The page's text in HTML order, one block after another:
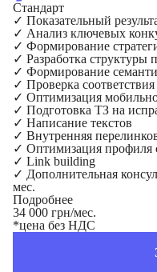
Стандарт
✓ Показательный
✓ Анализ ключевых
✓ Формирование
✓ Разработка структуры
✓ Формирование
✓ Проверка
✓ Оптимизация
✓ Подготовка ТЗ на
✓ Написание текстов
✓ Внутренняя
✓ Оптимизация профиля
✓ Link building
✓ Дополнительная
мес.
Подробнее
34 000 грн/мес.
*цена без НДС